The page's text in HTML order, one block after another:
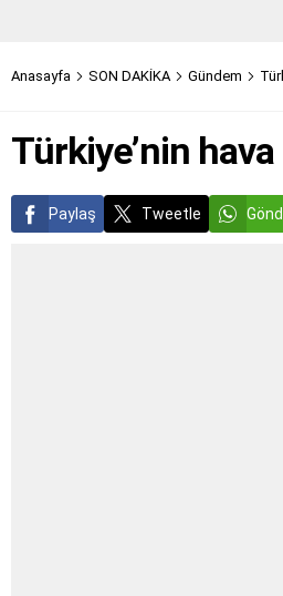
Anasayfa SON DAKİKA Gündem
Türkiye’nin hava
Paylaş Tweetle